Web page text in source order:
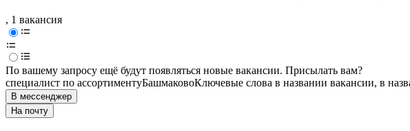
, 1 вакансия
По вашему запросу ещё будут появляться новые вакансии. Присылать вам?
специалист по ассортиментуБашмаковоКлючевые слова в названии вакансии, в
В мессенджер
На почту